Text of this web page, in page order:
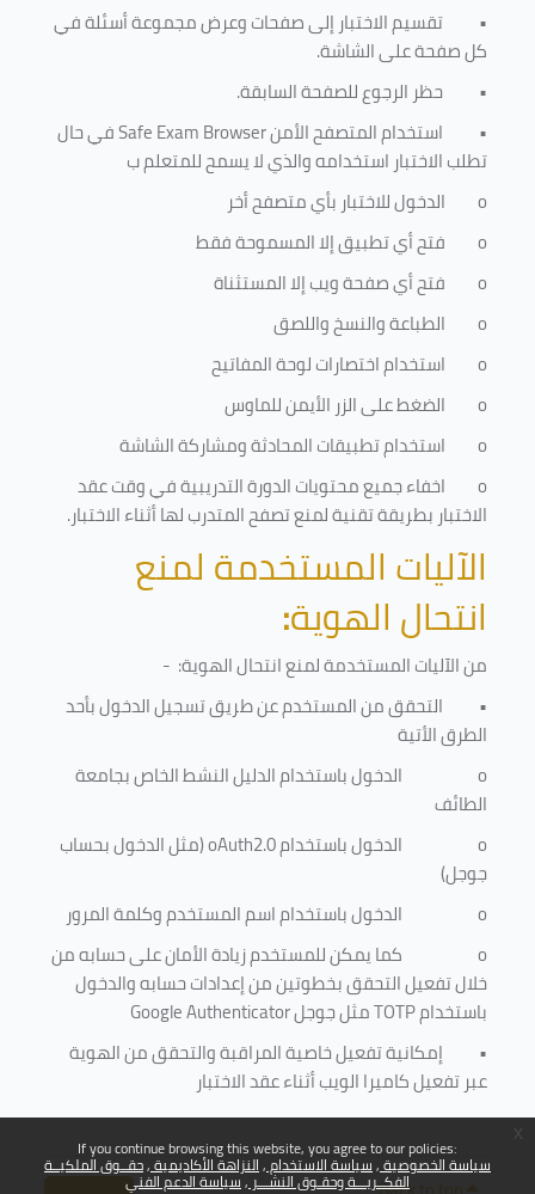
If you continue browsing this website, you agree to our policies:
سياسة الخصوصية سياسة الاستخدام النزاهة الأكاديمية حقــوق الملكيــة
الفكــريـــة وحقـوق النشـــر سياسة الدعم الفني
• تقسيم الاختبار إلى صفحات وعرض مجموعة أسئلة في
كل صفحة على الشاشة.
• حظر الرجوع للصفحة السابقة.
• استخدام المتصفح الأمنSafe Exam Browserفي حال
تطلب الاختبار استخدامه والذي لا يسمح للمتعلم ب
o
الدخول للاختبار بأي متصفح أخر
o
فتح أي تطبيق إلا المسموحة فقط
o
فتح أي صفحة ويب إلا المستثناة
o
الطباعة والنسخ واللصق
o
استخدام اختصارات لوحة المفاتيح
o
الضغط على الزر الأيمن للماوس
o
استخدام تطبيقات المحادثة ومشاركة الشاشة
o
اخفاء جميع محتويات الدورة التدريبية في وقت عقد
الاختبار بطريقة تقنية لمنع تصفح المتدرب لها أثناء الاختبار.
الآليات المستخدمة لمنع
انتحال الهوية:
من الآليات المستخدمة لمنعانتحال الهوية: -
• التحقق من المستخدم عن طريق تسجيل الدخول بأحد
الطرق الأتية
o
الدخول باستخدام الدليل النشط الخاص بجامعة
الطائف
o
الدخول باستخدامoAuth2.0(مثل الدخول بحساب
جوجل)
o
الدخول باستخدام اسم المستخدم وكلمة المرور
o
كما يمكن للمستخدم زيادة الأمان على حسابه من
خلال تفعيل التحقق بخطوتين من إعدادات حسابه والدخول
باستخدامTOTPمثل جوجلGoogle Authenticator
• إمكانية تفعيل خاصية المراقبة والتحقق من الهوية
عبر تفعيل كاميرا الويب أثناء عقد الاختبار